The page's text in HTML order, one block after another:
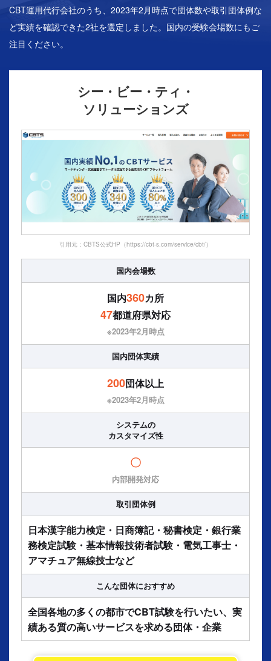
CBT運用代行会社のうち、2023年2月時点で団体数や取引団体例な
ど実績を確認できた2社を選定しました。国内の受験会場数にもご
注目ください。
シー・ビー・ティ・
ソリューションズ
引用元：CBTS公式HP（https://cbt-s.com/service/cbt/）
国内会場数
国内360カ所
47都道府県対応
※2023年2⽉時点
国内団体実績
200団体以上
※2023年2⽉時点
システムの
カスタマイズ性
〇
内部開発対応
取引団体例
日本漢字能力検定・日商簿記・秘書検定・銀行業
務検定試験・基本情報技術者試験・電気工事士・
アマチュア無線技士など
こんな団体におすすめ
全国各地の多くの都市でCBT試験を行いたい、実
績ある質の高いサービスを求める団体・企業